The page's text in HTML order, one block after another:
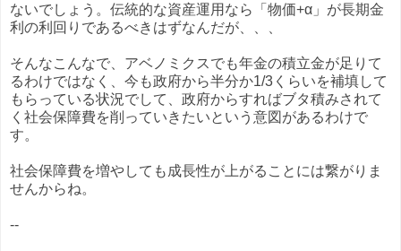
ないでしょう。伝統的な資産運用なら「物価+α」が長期金
利の利回りであるべきはずなんだが、、、
そんなこんなで、アベノミクスでも年金の積立金が足りて
るわけではなく、今も政府から半分か1/3くらいを補填して
もらっている状況でして、政府からすればブタ積みされて
く社会保障費を削っていきたいという意図があるわけで
す。
社会保障費を増やしても成長性が上がることには繋がりま
せんからね。
--